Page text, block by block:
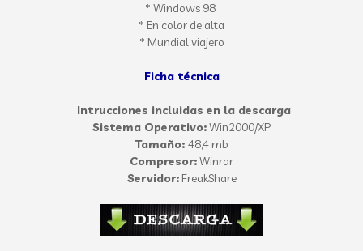
* Windows 98
* En color de alta
* Mundialviajero
Ficha técnica
Intrucciones incluidas en la descarga
Sistema Operativo:Win2000/XP
Tamaño: 48,4 mb
Compresor:Winrar
Servidor:FreakShare